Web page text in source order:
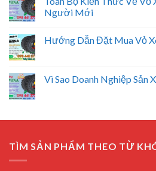
Người Mới
Hướng Dẫn Đặt Mua Vỏ
Vì Sao Doanh Nghiệp Sản
TÌM SẢN PHẨM THEO TỪ